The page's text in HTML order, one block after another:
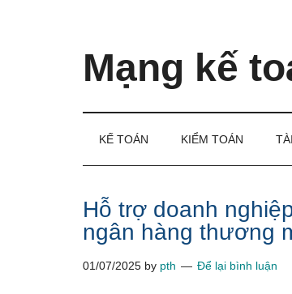
Mạng kế
làm
toán
KẾ TOÁN KIỂM TOÁN
Hỗ trợ doanh
ngân hàng thương
01/07/2025 by pth Để lại bình luận